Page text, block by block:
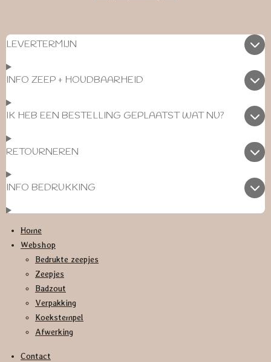
LEVERTERMIJN
INFO ZEEP + HOUDBAARHEID
IK HEB EEN BESTELLING GEPLAATST WAT NU?
RETOURNEREN
INFO BEDRUKKING
Home
Webshop
Bedrukte zeepjes
Zeepjes
Badzout
Verpakking
Koekstempel
Afwerking
Contact